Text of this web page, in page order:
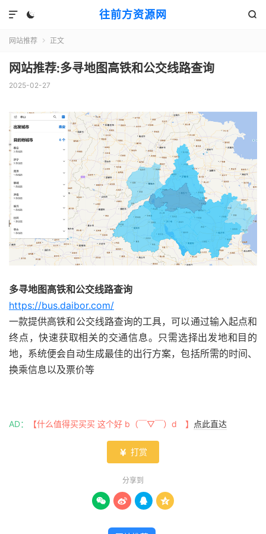
往前方资源网
 

网站推荐  正文
网站推荐:多寻地图高铁和公交线路查询
2025-02-27
多寻地图高铁和公交线路查询
https://bus.daibor.com/
一款提供高铁和公交线路查询的工具，可以通过输入起点和
终点，快速获取相关的交通信息。只需选择出发地和目的
地，系统便会自动生成最佳的出行方案，包括所需的时间、
换乘信息以及票价等
AD： 【什么值得买买买 这个好 b（￣▽￣）d 】 点此直达
 打赏
分享到
   